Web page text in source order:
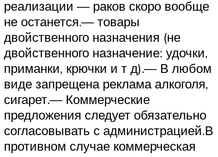
реализации — раков скоро вообще
не останется.— товары
двойственного назначения (не
двойственного назначение: удочки,
приманки, крючки и т д).— В любом
виде запрещена реклама алкоголя,
сигарет.— Коммерческие
предложения следует обязательно
согласовывать с администрацией.В
противном случае коммерческая